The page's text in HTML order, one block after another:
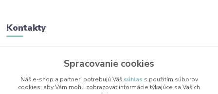
Kontakty
+421 950 436 258
(Po-Pia, 9-17 hod.)
Spracovanie cookies
Náš e-shop a partneri potrebujú Váš súhlas s použitím súborov
cookies, aby Vám mohli zobrazovať informácie týkajúce sa Vašich